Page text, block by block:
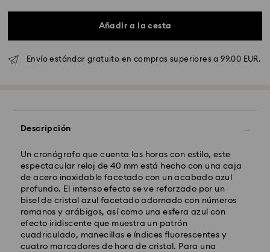
Añadir a la cesta
Envío estándar gratuito en compras superiores a 99.00 EUR.
Descripción
Un cronógrafo que cuenta las horas con estilo, este
espectacular reloj de 40 mm está hecho con una caja
de acero inoxidable facetado con un acabado azul
profundo. El intenso efecto se ve reforzado por un
bisel de cristal azul facetado adornado con números
romanos y arábigos, así como una esfera azul con
efecto iridiscente que muestra un patrón
cuadriculado, manecillas e índices fluorescentes y
cuatro marcadores de hora de cristal. Para una
Envío Standard - GLS
Los pedidos realizados de lunes a viernes antes de las
10:00h CET serán procesados y enviados el mismo día
laboral.
Tiempo de envío estándar: 4 días laborables después
del procesamiento y envío. (5-6 días a las Islas
Baleares)